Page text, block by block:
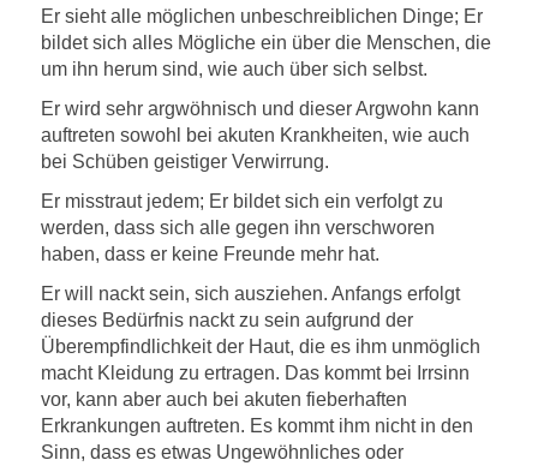
Er sieht alle möglichen unbeschreiblichen Dinge; Er
bildet sich alles Mögliche ein über die Menschen, die
um ihn herum sind, wie auch über sich selbst.
Er wird sehr argwöhnisch und dieser Argwohn kann
auftreten sowohl bei akuten Krankheiten, wie auch
bei Schüben geistiger Verwirrung.
Er misstraut jedem; Er bildet sich ein verfolgt zu
werden, dass sich alle gegen ihn verschworen
haben, dass er keine Freunde mehr hat.
Er will nackt sein, sich ausziehen. Anfangs erfolgt
dieses Bedürfnis nackt zu sein aufgrund der
Überempfindlichkeit der Haut, die es ihm unmöglich
macht Kleidung zu ertragen. Das kommt bei Irrsinn
vor, kann aber auch bei akuten fieberhaften
Erkrankungen auftreten. Es kommt ihm nicht in den
Sinn, dass es etwas Ungewöhnliches oder